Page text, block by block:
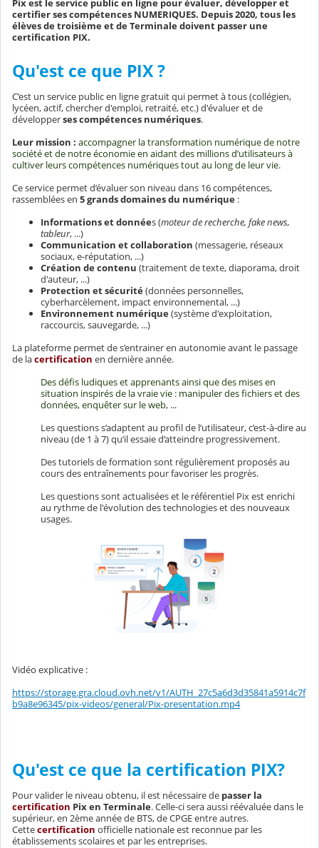
Pix est le service public en ligne pour évaluer, développer et
certifier ses compétences NUMERIQUES. Depuis 2020, tous les
élèves de troisième et de Terminale doivent passer une
certification PIX.
Qu'est ce que PIX ?
C’est un service public en ligne gratuit qui permet à tous (collégien,
lycéen, actif, chercher d'emploi, retraité, etc.) d'évaluer et de
développerses compétences numériques.
Leur mission : accompagner la transformation numérique de notre
société et de notre économie en aidant des millions d’utilisateurs à
cultiver leurs compétences numériques tout au long de leur vie.
Ce service permet d’évaluer son niveau dans 16 compétences,
rassemblées en 5 grands domaines du numérique :
Informations et données (moteur de recherche, fake news,
tableur, ...)
Communication et collaboration (messagerie, réseaux
sociaux, e-réputation, ...)
Création de contenu (traitement de texte, diaporama, droit
d'auteur, ...)
Protection et sécurité(données personnelles,
cyberharcèlement, impact environnemental, ...)
Environnement numérique(système d'exploitation,
raccourcis, sauvegarde, ...)
La plateforme permet de s’entrainer en autonomie avant le passage
de lacertification en dernière année.
Des défis ludiques et apprenants ainsi que des mises en
situation inspirés de la vraie vie : manipuler des fichiers et des
données, enquêter sur le web, ...
Les questions s’adaptent au profil de l’utilisateur, c’est-à-dire au
niveau (de 1 à 7) qu’il essaie d’atteindre progressivement.
Des tutoriels de formation sont régulièrement proposés au
cours des entraînements pour favoriser les progrès.
Les questions sont actualisées et le référentiel Pix est enrichi
au rythme de l'évolution des technologies et des nouveaux
usages.
Vidéo explicative :
https://storage.gra.cloud.ovh.net/v1/AUTH_27c5a6d3d35841a5914c7f
b9a8e96345/pix-videos/general/Pix-presentation.mp4
Qu'est ce que la certification PIX?
Pour valider le niveau obtenu, il est nécessaire de passer la
certification Pixen Terminale. Celle-ci sera aussi réévaluée dans le
supérieur, en 2ème année de BTS, de CPGE entre autres.
Cettecertification officielle nationale est reconnue par les
établissements scolaires et par les entreprises.